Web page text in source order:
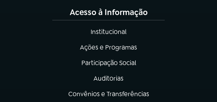
Acesso à Informação
Institucional
(abre em nova aba)
Ações e Programas
(abre em nova aba)
Participação Social
(abre em nova aba)
Auditorias
(abre em nova aba)
Convênios e Transferências
(abre em nova aba)